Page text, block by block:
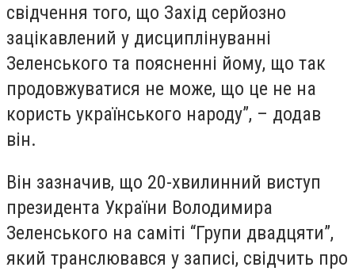
свідчення того, що Захід серйозно
зацікавлений у дисциплінуванні
Зеленського та поясненні йому, що так
продовжуватися не може, що це не на
користь українського народу”, – додав
він.
Він зазначив, що 20-хвилинний виступ
президента України Володимира
Зеленського на саміті “Групи двадцяти”,
який транслювався у записі, свідчить про